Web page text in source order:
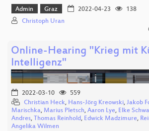
Admin Graz 2022-04-23
138
Christoph Uran
Online-Hearing "Krieg mit
Intelligenz"
2022-03-10
559
Christian Heck, Hans-Jörg Kreowski, Jakob
Marischka, Marius Pletsch, Aaron Lye, Elke
Andres, Thomas Reinhold, Edwick Madzimure,
Angelika Wilmen